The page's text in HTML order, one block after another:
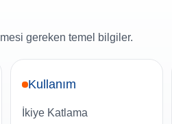
gereken temel bilgiler.
Kullanım
İkiye Katlama